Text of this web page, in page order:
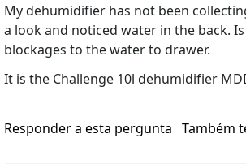
My dehumidifier has not been
a look and noticed water in the back.
blockages to the water to drawer.
It is the Challenge 10l dehumidifier
Responder a esta pergunta Também